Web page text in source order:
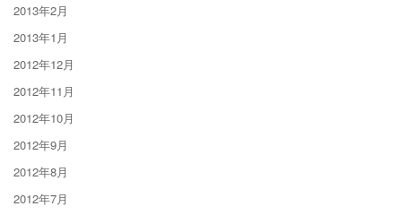
2013年2月
2013年1月
2012年12月
2012年11月
2012年10月
2012年9月
2012年8月
2012年7月